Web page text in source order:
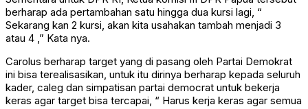
berharap ada pertambahan satu hingga dua kursi lagi, “
Sekarang kan 2 kursi, akan kita usahakan tambah menjadi 3
atau 4 ,” Kata nya.
Carolus berharap target yang di pasang oleh Partai Demokrat
ini bisa terealisasikan, untuk itu dirinya berharap kepada seluruh
kader, caleg dan simpatisan partai democrat untuk bekerja
keras agar target bisa tercapai, “ Harus kerja keras agar semua